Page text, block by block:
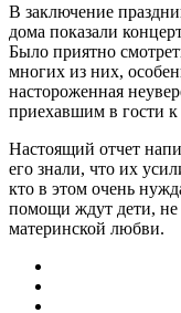
В заключение
дома показали
Было приятно
многих из них,
настороженная
приехавшим в гости
Настоящий отчет
его знали, что их
кто в этом очень
помощи ждут дети,
материнской любви.